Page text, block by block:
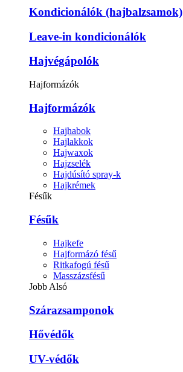
Kondicionálók (hajbalzsamok)
Leave-in kondicionálók
Hajvégápolók
Hajformázók
Hajformázók
Hajhabok
Hajlakkok
Hajwaxok
Hajzselék
Hajdúsító spray-k
Hajkrémek
Fésűk
Fésűk
Hajkefe
Hajformázó fésű
Ritkafogú fésű
Masszázsfésű
Jobb Alsó
Szárazsamponok
Hővédők
UV-védők